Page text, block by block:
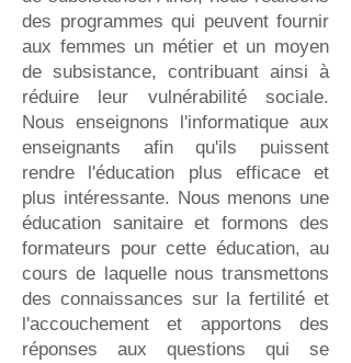
des programmes qui peuvent fournir
aux femmes un métier et un moyen
de subsistance, contribuant ainsi à
réduire leur vulnérabilité sociale.
Nous enseignons l'informatique aux
enseignants afin qu'ils puissent
rendre l'éducation plus efficace et
plus intéressante. Nous menons une
éducation sanitaire et formons des
formateurs pour cette éducation, au
cours de laquelle nous transmettons
des connaissances sur la fertilité et
l'accouchement et apportons des
réponses aux questions qui se